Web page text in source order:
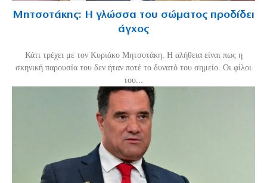
Μητσοτάκης: Η γλώσσα του σώματος προδίδει
άγχος
Κάτι τρέχει με τον Κυριάκο Μητσοτάκη. Η αλήθεια είναι πως η
σκηνική παρουσία του δεν ήταν ποτέ το δυνατό του σημείο. Οι φίλοι
του...